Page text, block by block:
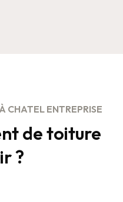
CHATEL ENTREPRISE
de toiture
?